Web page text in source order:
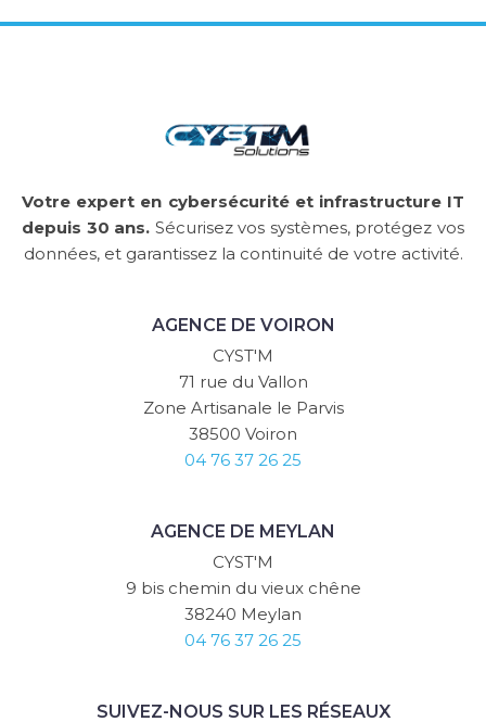
Votre expert en cybersécurité et infrastructure IT
depuis 30 ans. Sécurisez vos systèmes, protégez vos
données, et garantissez la continuité de votre activité.
AGENCE DE VOIRON
CYST'M
71 rue du Vallon
Zone Artisanale le Parvis
38500 Voiron
04 76 37 26 25
AGENCE DE MEYLAN
CYST'M
9 bis chemin du vieux chêne
38240 Meylan
04 76 37 26 25
SUIVEZ-NOUS SUR LES RÉSEAUX